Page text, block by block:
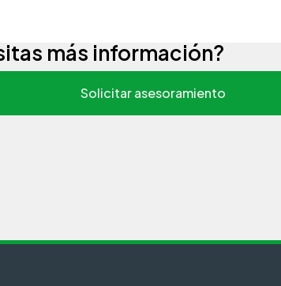
más información?
Solicitar asesoramiento